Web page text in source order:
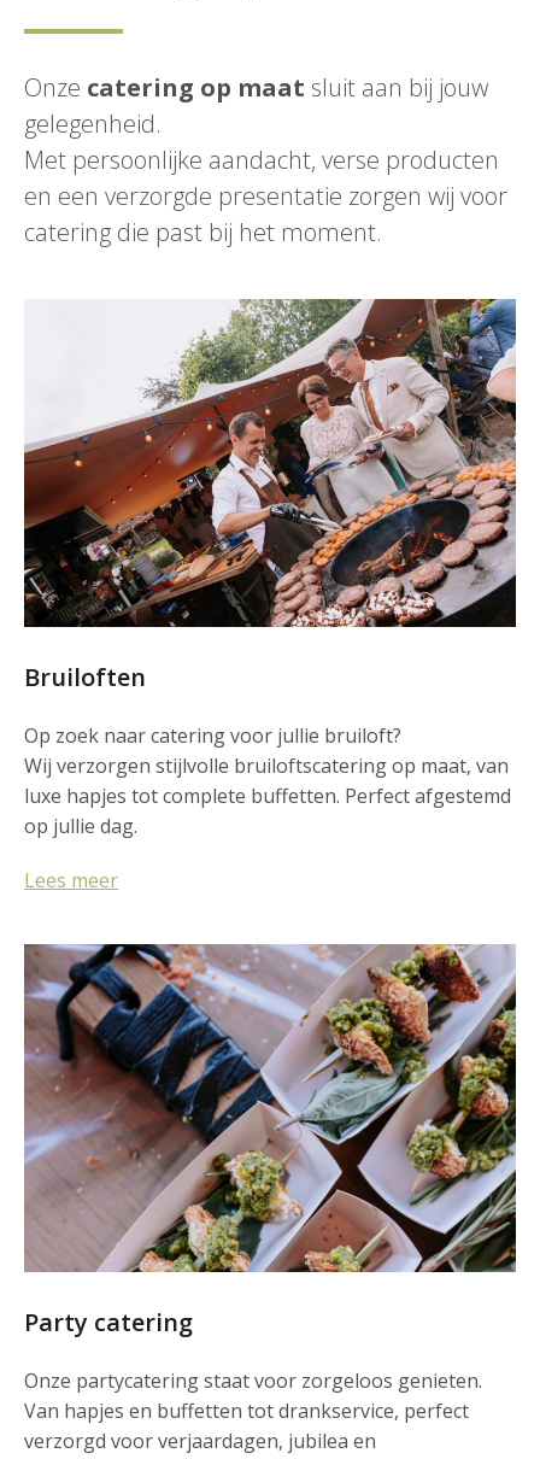
Onze catering op maat sluit aan bij jouw
gelegenheid.
Met persoonlijke aandacht, verse producten
en een verzorgde presentatie zorgen wij voor
catering die past bij het moment.
Bruiloften
Op zoek naar catering voor jullie bruiloft?
Wij verzorgen stijlvolle bruiloftscatering op maat, van
luxe hapjes tot complete buffetten. Perfect afgestemd
op jullie dag.
Lees meer
Party catering
Onze partycatering staat voor zorgeloos genieten.
Van hapjes en buffetten tot drankservice, perfect
verzorgd voor verjaardagen, jubilea en